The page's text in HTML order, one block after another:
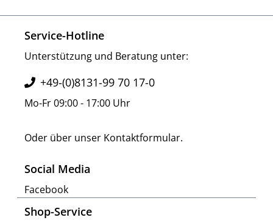
Service-Hotline
Unterstützung und Beratung unter:
+49-(0)8131-99 70 17-0
Mo-Fr 09:00 - 17:00 Uhr
Oder über unser Kontaktformular.
Social Media
Facebook
Shop-Service